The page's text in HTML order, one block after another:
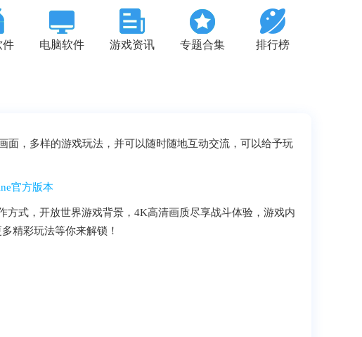
件 电脑软件 游戏资讯 专题合集 排行榜
面，多样的游戏玩法，并可以随时随地互动交流，可以给予玩
方式，开放世界游戏背景，4K高清画质尽享战斗体验，游戏内
精彩玩法等你来解锁！